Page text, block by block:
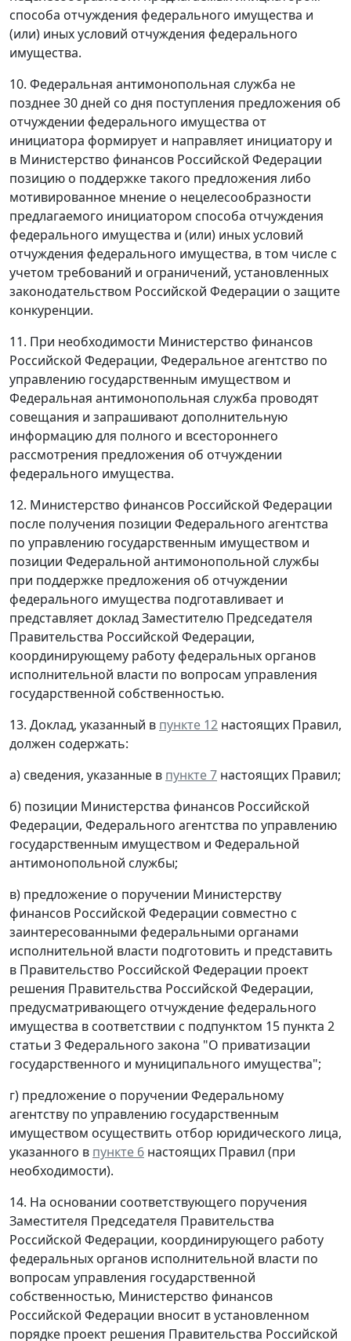
способа отчуждения федерального имущества и
(или) иных условий отчуждения федерального
имущества.
10. Федеральная антимонопольная служба не
позднее 30 дней со дня поступления предложения об
отчуждении федерального имущества от
инициатора формирует и направляет инициатору и
в Министерство финансов Российской Федерации
позицию о поддержке такого предложения либо
мотивированное мнение о нецелесообразности
предлагаемого инициатором способа отчуждения
федерального имущества и (или) иных условий
отчуждения федерального имущества, в том числе с
учетом требований и ограничений, установленных
законодательством Российской Федерации о защите
конкуренции.
11. При необходимости Министерство финансов
Российской Федерации, Федеральное агентство по
управлению государственным имуществом и
Федеральная антимонопольная служба проводят
совещания и запрашивают дополнительную
информацию для полного и всестороннего
рассмотрения предложения об отчуждении
федерального имущества.
12. Министерство финансов Российской Федерации
после получения позиции Федерального агентства
по управлению государственным имуществом и
позиции Федеральной антимонопольной службы
при поддержке предложения об отчуждении
федерального имущества подготавливает и
представляет доклад Заместителю Председателя
Правительства Российской Федерации,
координирующему работу федеральных органов
исполнительной власти по вопросам управления
государственной собственностью.
13. Доклад, указанный в пункте 12 настоящих Правил,
должен содержать:
а) сведения, указанные в пункте 7 настоящих Правил;
б) позиции Министерства финансов Российской
Федерации, Федерального агентства по управлению
государственным имуществом и Федеральной
антимонопольной службы;
в) предложение о поручении Министерству
финансов Российской Федерации совместно с
заинтересованными федеральными органами
исполнительной власти подготовить и представить
в Правительство Российской Федерации проект
решения Правительства Российской Федерации,
предусматривающего отчуждение федерального
имущества в соответствии с подпунктом 15 пункта 2
статьи 3 Федерального закона "О приватизации
государственного и муниципального имущества";
г) предложение о поручении Федеральному
агентству по управлению государственным
имуществом осуществить отбор юридического лица,
указанного в пункте 6 настоящих Правил (при
необходимости).
14. На основании соответствующего поручения
Заместителя Председателя Правительства
Российской Федерации, координирующего работу
федеральных органов исполнительной власти по
вопросам управления государственной
собственностью, Министерство финансов
Российской Федерации вносит в установленном
порядке проект решения Правительства Российской